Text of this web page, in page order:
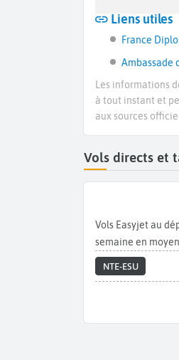
Liens utiles
France
Ambassade
Les informations
à tout instant et
aux sources
Vols directs et
Vols Easyjet au
semaine en
NTE-ESU